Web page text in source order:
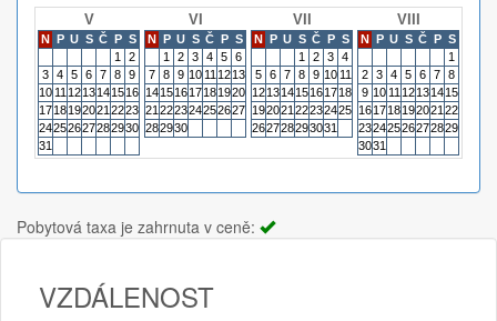
V
N P U S Č P S
1
2
3 4 5 6 7 8 9
10 11 1213141516
1718192021 2223
24252627282930
31
VI
N P U S Č P S
1
2 3 4 5 6
7 8 9 10 11 1213
14151617181920
21 222324252627
282930
VII
N P U S Č P S
1
2 3 4
5 6 7 8 9 10 11
12131415161718
192021 22232425
262728293031
VIII
N P U S Č P S
1
2 3 4 5 6 7 8
9 10 11 12131415
161718192021 22
23242526272829
3031
Pobytová taxa je zahrnuta v ceně:
VZDÁLENOST